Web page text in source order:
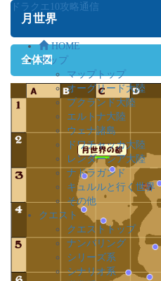
ドラクエ10攻略通信
HOME
マップ
マップトップ
オーグリード大陸
プクランド大陸
エルトナ大陸
ウェナ諸島
ドワチャッカ大陸
レンダーシア大陸
ナドラガンド
キュルルと行く世界
その他
クエスト
クエストトップ
ナンバリング
シリーズ系
シナリオ系
月世界
全体図